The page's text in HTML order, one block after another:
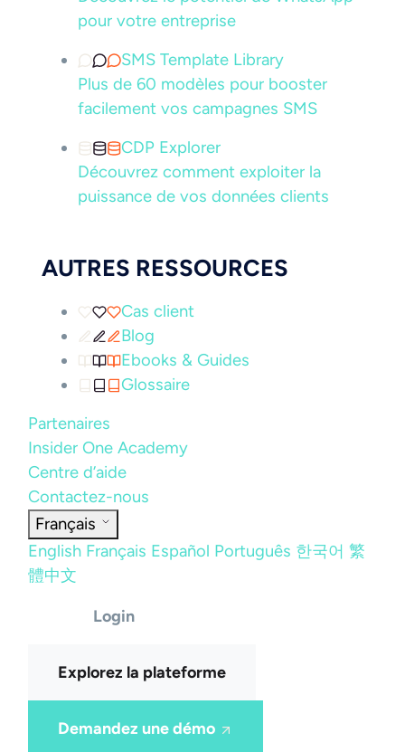
pour votre entreprise
SMS Template Library
Plus de 60 modèles pour booster
facilement vos campagnes SMS
CDP Explorer
Découvrez comment exploiter la
puissance de vos données clients
AUTRES RESSOURCES
Cas client
Blog
Ebooks & Guides
Glossaire
Partenaires
Insider One Academy
Centre d’aide
Contactez-nous
Français
English Français Español Português 한국어 繁
體中文
Login
Explorez la plateforme
Demandez une démo